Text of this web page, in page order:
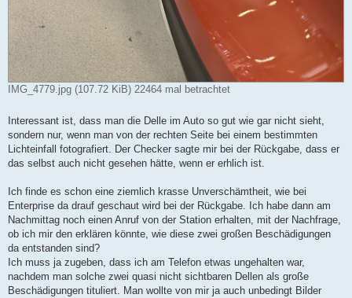
IMG_4779.jpg (107.72 KiB) 22464 mal betrachtet
Interessant ist, dass man die Delle im Auto so gut wie gar nicht sieht,
sondern nur, wenn man von der rechten Seite bei einem bestimmten
Lichteinfall fotografiert. Der Checker sagte mir bei der Rückgabe, dass er
das selbst auch nicht gesehen hätte, wenn er erhlich ist.
Ich finde es schon eine ziemlich krasse Unverschämtheit, wie bei
Enterprise da drauf geschaut wird bei der Rückgabe. Ich habe dann am
Nachmittag noch einen Anruf von der Station erhalten, mit der Nachfrage,
ob ich mir den erklären könnte, wie diese zwei großen Beschädigungen
da entstanden sind?
Ich muss ja zugeben, dass ich am Telefon etwas ungehalten war,
nachdem man solche zwei quasi nicht sichtbaren Dellen als große
Beschädigungen tituliert. Man wollte von mir ja auch unbedingt Bilder